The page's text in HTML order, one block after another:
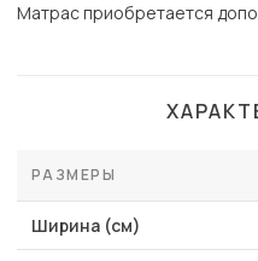
Матрас приобретается
РАЗМЕРЫ
Ширина (см)